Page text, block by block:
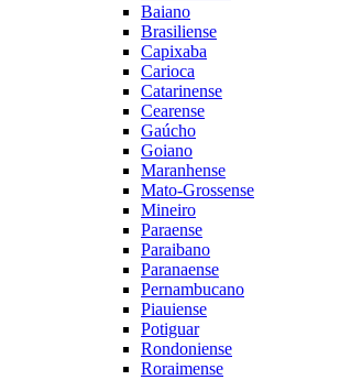
Baiano
Brasiliense
Capixaba
Carioca
Catarinense
Cearense
Gaúcho
Goiano
Maranhense
Mato-Grossense
Mineiro
Paraense
Paraibano
Paranaense
Pernambucano
Piauiense
Potiguar
Rondoniense
Roraimense